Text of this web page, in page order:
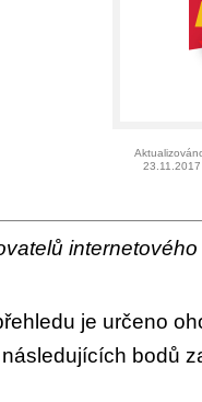
23.11.2017
je určeno
bodů